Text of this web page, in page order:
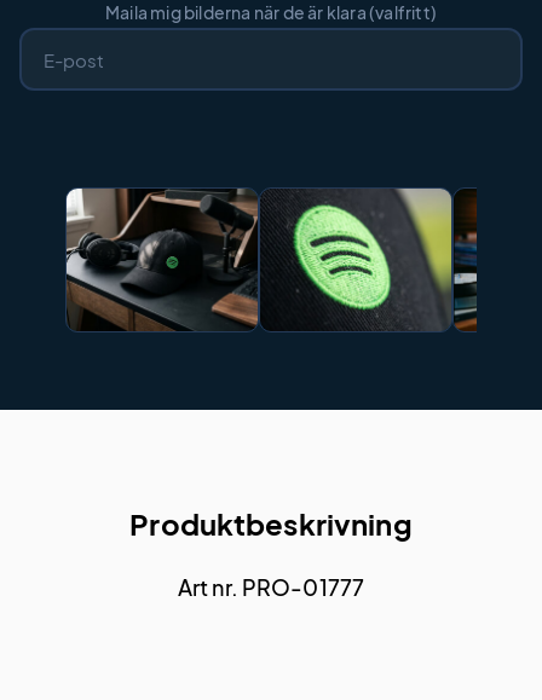
Maila mig bilderna när de är klara (valfritt)
Produktbeskrivning
Art nr. PRO-01777